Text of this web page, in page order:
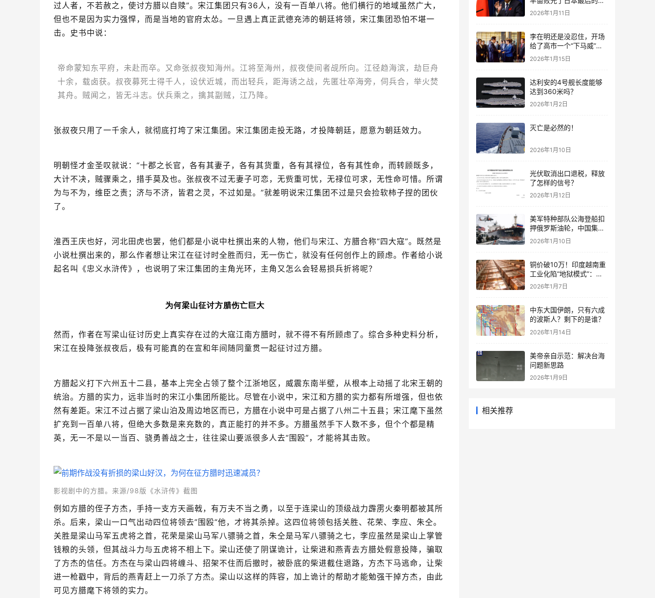
过人者，不若赦之，使讨方腊以自赎”。宋江集团只有36人，没有一百单八将。他们横行的地域虽然广大，
但也不是因为实力强悍，而是当地的官府太怂。一旦遇上真正武德充沛的朝廷将领，宋江集团恐怕不堪一
击。史书中说：
帝命蒙知东平府，未赴而卒。又命张叔夜知海州。江将至海州，叔夜使间者觇所向。江径趋海滨，劫巨舟
十余，载卤获。叔夜募死士得千人，设伏近城，而出轻兵，距海诱之战，先匿壮卒海旁，伺兵合，举火焚
其舟。贼闻之，皆无斗志。伏兵乘之，擒其副贼，江乃降。
张叔夜只用了一千余人，就彻底打垮了宋江集团。宋江集团走投无路，才投降朝廷，愿意为朝廷效力。
明朝怪才金圣叹就说：“十郡之长官，各有其妻子，各有其货重，各有其禄位，各有其性命，而转顾既多，
大计不决，贼骤乘之，措手莫及也。张叔夜不过无妻子可恋，无赀重可忧，无禄位可求，无性命可惜。所谓
为与不为，维臣之责；济与不济，皆君之灵，不过如是。”就差明说宋江集团不过是只会捡软柿子捏的团伙
了。
淮西王庆也好，河北田虎也罢，他们都是小说中杜撰出来的人物，他们与宋江、方腊合称“四大寇”。既然是
小说杜撰出来的，那么作者想让宋江在征讨时全胜而归，无一伤亡，就没有任何创作上的顾虑。作者给小说
起名叫《忠义水浒传》，也说明了宋江集团的主角光环，主角又怎么会轻易损兵折将呢？
为何梁山征讨方腊伤亡巨大
然而，作者在写梁山征讨历史上真实存在过的大寇江南方腊时，就不得不有所顾虑了。综合多种史料分析，
宋江在投降张叔夜后，极有可能真的在宣和年间随同童贯一起征讨过方腊。
方腊起义打下六州五十二县，基本上完全占领了整个江浙地区，威震东南半壁，从根本上动摇了北宋王朝的
统治。方腊的实力，远非当时的宋江小集团所能比。尽管在小说中，宋江和方腊的实力都有所增强，但也依
然有差距。宋江不过占据了梁山泊及周边地区而已，方腊在小说中可是占据了八州二十五县；宋江麾下虽然
扩充到一百单八将，但绝大多数是来充数的，真正能打的并不多。方腊虽然手下人数不多，但个个都是精
英，无一不是以一当百、骁勇善战之士，往往梁山要派很多人去“围殴”，才能将其击败。
影视剧中的方腊。 来源/98版 《水浒传》截图
例如方腊的侄子方杰，手持一支方天画戟，有万夫不当之勇，以至于连梁山的顶级战力霹雳火秦明都被其所
杀。后来，梁山一口气出动四位将领去”围殴“他，才将其杀掉。这四位将领包括关胜、花荣、李应、朱仝。
关胜是梁山马军五虎将之首，花荣是梁山马军八骠骑之首，朱仝是马军八骠骑之七，李应虽然是梁山上掌管
钱粮的头领，但其战斗力与五虎将不相上下。梁山还使了阴谋诡计，让柴进和燕青去方腊处假意投降，骗取
了方杰的信任。方杰在与梁山四将缠斗、招架不住而后撤时，被卧底的柴进截住退路，方杰下马逃命，让柴
进一枪戳中，背后的燕青赶上一刀杀了方杰。梁山以这样的阵容，加上诡计的帮助才能勉强干掉方杰，由此
可见方腊麾下将领的实力。
运
2026年1月11日
李在明还是没忍住，开场
给了高市一个“下马威”，
还特意提到中国
2026年1月15日
达利安的4号舰长度能够
达到360米吗？
2026年1月2日
灭亡是必然的！
2026年1月10日
光伏取消出口退税，释放
了怎样的信号？
2026年1月12日
美军特种部队公海登船扣
押俄罗斯油轮，中国集装
箱武装船早有准备？
2026年1月10日
铜价破10万！印度越南重
工业化陷“地狱模式”：中
国当年抄底的历史红利，
2026年1月7日
中东大国伊朗，只有六成
的波斯人？剩下的是谁？
2026年1月14日
美帝亲自示范：解决台海
问题新思路
2026年1月9日
相关推荐